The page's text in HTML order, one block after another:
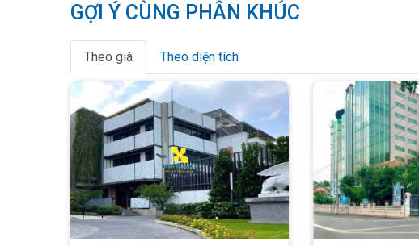
GỢI Ý CÙNG PHÂN KHÚC
Theo giá Theo diện tích